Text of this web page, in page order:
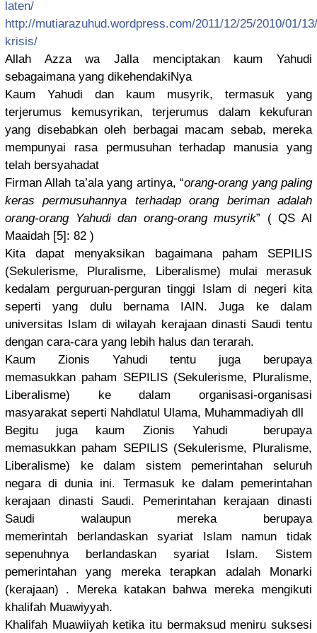
laten/
http://mutiarazuhud.wordpress.com/2011/12/25/2010/01/13/
krisis/
Allah Azza wa Jalla menciptakan kaum Yahudi
sebagaimana yang dikehendakiNya
Kaum Yahudi dan kaum musyrik, termasuk yang
terjerumus kemusyrikan, terjerumus dalam kekufuran
yang disebabkanoleh berbagai macam sebab, mereka
mempunyai rasa permusuhanterhadap manusia yang
telah bersyahadat
Firman Allah ta’ala yang artinya, “orang-orang yang paling
keras permusuhannya terhadap orang beriman adalah
orang-orang Yahudi dan orang-orang musyrik” ( QS Al
Maaidah [5]: 82 )
Kita dapat menyaksikan bagaimana paham SEPILIS
(Sekulerisme, Pluralisme, Liberalisme) mulai merasuk
kedalam perguruan-perguran tinggi Islam di negeri kita
seperti yang dulu bernama IAIN. Juga ke dalam
universitas Islam di wilayah kerajaan dinasti Saudi tentu
dengan cara-cara yang lebih halus dan terarah.
Kaum Zionis Yahudi tentu juga berupaya
memasukkan paham SEPILIS (Sekulerisme, Pluralisme,
Liberalisme) ke dalam organisasi-organisasi
masyarakat seperti Nahdlatul Ulama, Muhammadiyah dll
Begitu juga kaum Zionis Yahudi berupaya
memasukkan paham SEPILIS (Sekulerisme, Pluralisme,
Liberalisme) ke dalam sistem pemerintahan seluruh
negara di dunia ini. Termasuk ke dalam pemerintahan
kerajaan dinasti Saudi. Pemerintahan kerajaan dinasti
Saudi walaupun mereka berupaya
memerintah berlandaskan syariat Islam namun tidak
sepenuhnyaberlandaskan syariat Islam. Sistem
pemerintahan yang mereka terapkan adalah Monarki
(kerajaan) . Mereka katakan bahwa mereka mengikuti
khalifah Muawiyyah.
Khalifah Muawiiyah ketika itu bermaksud meniru suksesi